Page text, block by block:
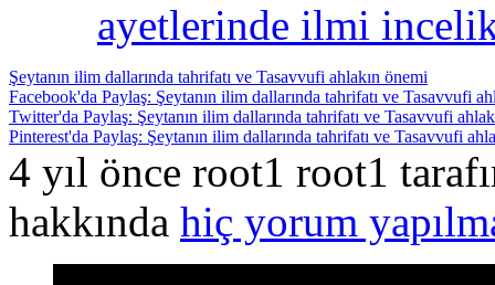
ayetlerinde ilmi
Şeytanın ilim dallarında tahrifatı ve Tasavvufi ahlakın önemi
Facebook'da Paylaş: Şeytanın ilim dallarında tahrifatı ve Tasavvufi
Twitter'da Paylaş: Şeytanın ilim dallarında tahrifatı ve Tasavvufi
Pinterest'da Paylaş: Şeytanın ilim dallarında tahrifatı ve Tasavvufi
4 yıl önce root1 root1
hakkında hiç yorum